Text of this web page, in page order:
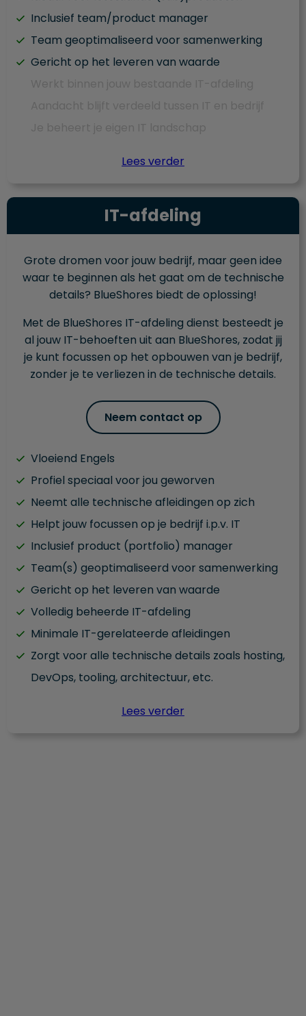
Inclusief team/product manager
Team geoptimaliseerd voor samenwerking
Gericht op het leveren van waarde
Lees verder
IT-afdeling
Grote dromen voor jouw bedrijf, maar geen idee
waar te beginnen als het gaat om de technische
details? BlueShores biedt de oplossing!
Met de BlueShores IT-afdeling dienst besteedt je
al jouw IT-behoeften uit aan BlueShores, zodat jij
je kunt focussen op het opbouwen van je bedrijf,
zonder je te verliezen in de technische details.
Neem contact op
Vloeiend Engels
Profiel speciaal voor jou geworven
Neemt alle technische afleidingen op zich
Helpt jouw focussen op je bedrijf i.p.v. IT
Inclusief product (portfolio) manager
Team(s) geoptimaliseerd voor samenwerking
Gericht op het leveren van waarde
Volledig beheerde IT-afdeling
Minimale IT-gerelateerde afleidingen
Zorgt voor alle technische details zoals hosting,
DevOps, tooling, architectuur, etc.
Lees verder